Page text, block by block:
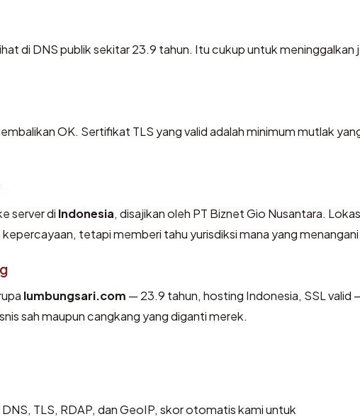
di DNS publik sekitar 23.9 tahun. Itu cukup untuk meninggalkan
OK. Sertifikat TLS yang valid adalah minimum mutlak
server di Indonesia, disajikan oleh PT Biznet Gio Nusantara.
tetapi memberi tahu yurisdiksi mana yang
lumbungsari.com — 23.9 tahun, hosting Indonesia, SSL valid
sah maupun cangkang yang diganti merek.
TLS, RDAP, dan GeoIP, skor otomatis kami untuk